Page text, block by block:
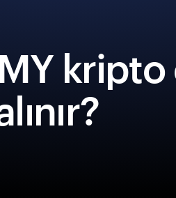
kripto